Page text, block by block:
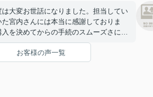
は大変お世話になりました。担当してい
た宮内さんには本当に感謝しておりま
を決めてからの手続のスムーズさには
驚き、そして、アドバイスや気配りをし
だき、宮内さんで良かったね！と妻と話
ます。
お客様の声一覧